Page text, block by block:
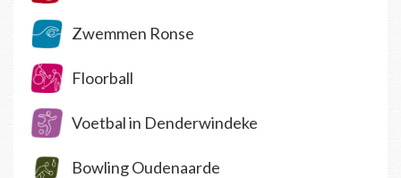
Zwemmen Ronse
Floorball
Voetbal in Denderwindeke
Bowling Oudenaarde